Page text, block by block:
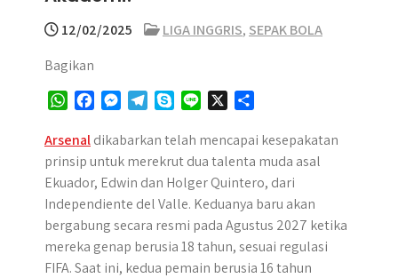
12/02/2025 LIGA INGGRIS, SEPAK BOLA
Bagikan
W
a
t
s
A
p
p
c
e
b
o
s
s
e
n
r
l
e
g
r
y
p
e
n
e
a
r
e
Arsenaldikabarkan telah mencapai kesepakatan
prinsip untuk merekrut dua talenta muda asal
Ekuador, Edwin dan Holger Quintero, dari
Independiente del Valle. Keduanya baru akan
bergabung secara resmi pada Agustus 2027 ketika
mereka genap berusia 18 tahun, sesuai regulasi
FIFA. Saat ini, kedua pemain berusia 16 tahun